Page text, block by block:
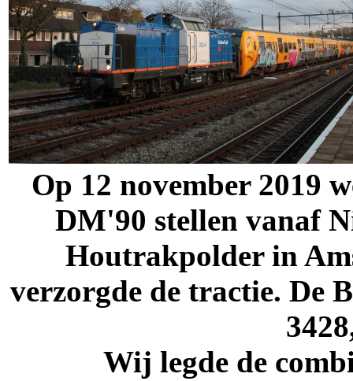
Op 12 november 2019
DM'90 stellen vanaf
Houtrakpolder in
verzorgde de tractie. De
Wij legde de